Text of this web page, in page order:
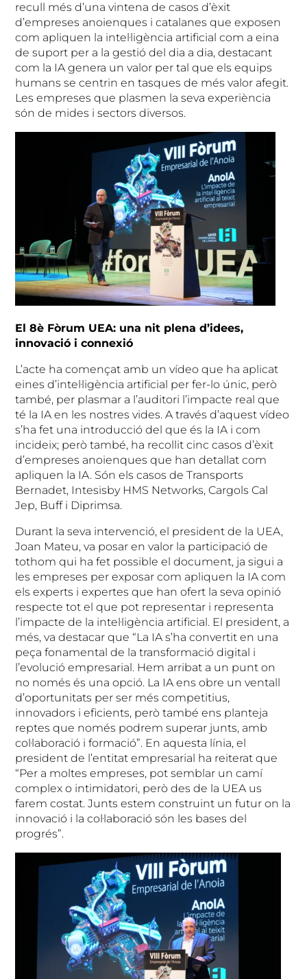
recull més d’una vintena de casos d’èxit
d’empreses anoienques i catalanes que exposen
com apliquen la intel·ligència artificial com a eina
de suport per a la gestió del dia a dia, destacant
com la IA genera un valor per tal que els equips
humans se centrin en tasques de més valor afegit.
Les empreses que plasmen la seva experiència
són de mides i sectors diversos.
El 8è Fòrum UEA: una nit plena d’idees,
innovació i connexió
L’acte ha començat amb un vídeo que ha aplicat
eines d’intel·ligència artificial per fer-lo únic, però
també, per plasmar a l’auditori l’impacte real que
té la IA en les nostres vides. A través d’aquest vídeo
s’ha fet una introducció del que és la IA i com
incideix; però també, ha recollit cinc casos d’èxit
d’empreses anoienques que han detallat com
apliquen la IA. Són els casos de Transports
Bernadet, Intesisby HMS Networks, Cargols Cal
Jep, Buff i Diprimsa.
Durant la seva intervenció, el president de la UEA,
Joan Mateu, va posar en valor la participació de
tothom qui ha fet possible el document, ja sigui a
les empreses per exposar com apliquen la IA com
els experts i expertes que han ofert la seva opinió
respecte tot el que pot representar i representa
l’impacte de la intel·ligència artificial. El president, a
més, va destacar que “La IA s’ha convertit en una
peça fonamental de la transformació digital i
l’evolució empresarial. Hem arribat a un punt on
no només és una opció. La IA ens obre un ventall
d’oportunitats per ser més competitius,
innovadors i eficients, però també ens planteja
reptes que només podrem superar junts, amb
col·laboració i formació”. En aquesta línia, el
president de l’entitat empresarial ha reiterat que
“Per a moltes empreses, pot semblar un camí
complex o intimidatori, però des de la UEA us
farem costat. Junts estem construint un futur on la
innovació i la col·laboració són les bases del
progrés”.